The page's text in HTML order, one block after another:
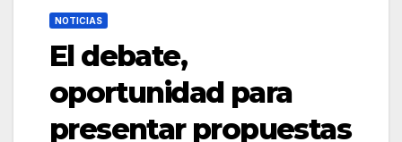
NOTICIAS
El debate,
oportunidad para
presentar propuestas